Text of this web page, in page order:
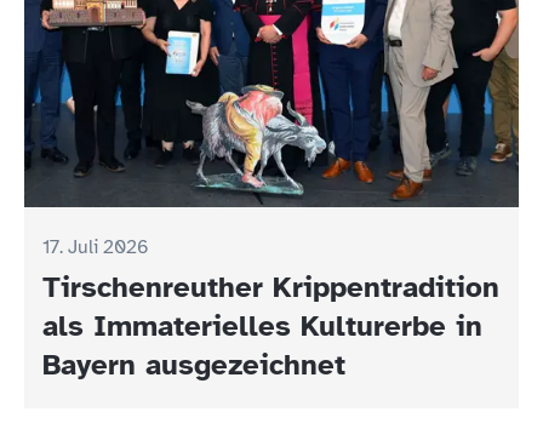
17. Juli 2026
Tirschenreuther Krippentradition
als Immaterielles Kulturerbe in
Bayern ausgezeichnet